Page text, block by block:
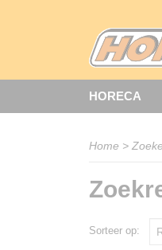
HORECA
Home >
Sorteer op: